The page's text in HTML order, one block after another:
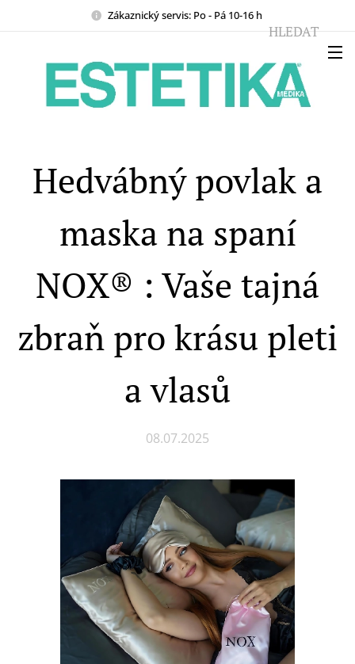
Zákaznický servis: Po - Pá 10-16 h
HLEDAT
Hedvábný povlak a
maska na spaní
NOX® : Vaše tajná
zbraň pro krásu pleti
a vlasů
08.07.2025